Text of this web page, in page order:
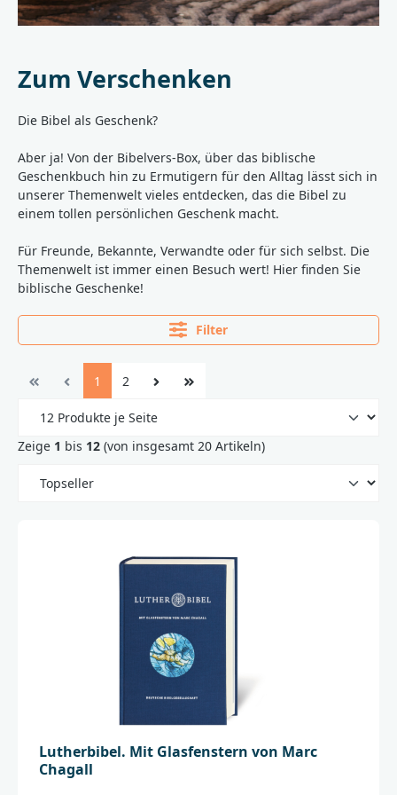
Zum Verschenken
Die Bibel als Geschenk?
Aber ja! Von der Bibelvers-Box, über das biblische
Geschenkbuch hin zu Ermutigern für den Alltag lässt sich in
unserer Themenwelt vieles entdecken, das die Bibel zu
einem tollen persönlichen Geschenk macht.
Für Freunde, Bekannte, Verwandte oder für sich selbst. Die
Themenwelt ist immer einen Besuch wert! Hier finden Sie
biblische Geschenke!
Filter
1 2
Zeige 1 bis 12 (von insgesamt 20 Artikeln)
Lutherbibel. Mit Glasfenstern von Marc
Chagall